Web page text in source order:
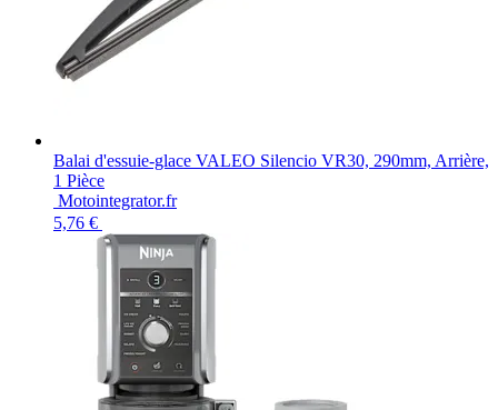
Balai d'essuie-glace VALEO Silencio VR30, 290mm, Arrière,
1 Pièce
Motointegrator.fr
5,76 €